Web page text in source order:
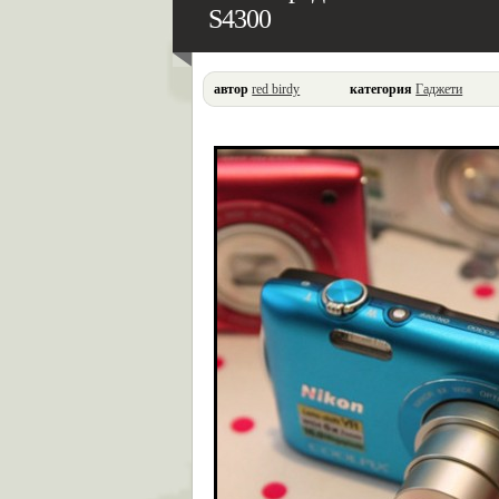
S4300
автор red birdy категория Гаджети